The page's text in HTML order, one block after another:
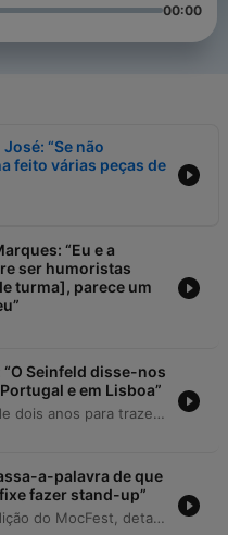
00:00
“Se não
feito várias peças de
“Eu e a
ser humoristas
turma], parece um
“O Seinfeld disse-nos
e em Lisboa”
César Mourão detalha o processo de dois anos para trazer Jerry Seinfeld a Portugal para o festival Comédia à La Carte Fest, abordando desde as negociações e desafios financeiros até a afinidade artística entre o humor do grupo e o estilo do comediante. O episódio explora a estratégia do festival em atrair público internacional para Lisboa e a diversidade da sua programação. O convidado reflete ainda sobre a incerteza de futuras edições, comparando novos projetos a 'mochilas' que surgem espontaneamente. A conversa aborda também suas influências artísticas, a relação com o formato de stand-up e reflexões sobre a percepção de qualidade através de conceitos de Seinfeld.
a-palavra de que
fazer stand-up”
Este episódio explora a segunda edição do MocFest, detalhando a expansão dos palcos em Lisboa, a curadoria de comediantes nacionais e internacionais e a importância do festival como uma vitrine para novos talentos. Os convidados discutem a logística de trazer grandes nomes ao país e a criação de um ecossistema de stand-up em Portugal. A conversa aborda ainda os bastidores do festival, relembrando histórias engraçadas de edições passadas, e analisa o crescimento do mercado de comédia em Lisboa, incluindo a coexistência com novos festivais e os desafios de sustentabilidade financeira do evento.